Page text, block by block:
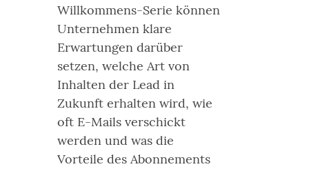
Willkommens-Serie können
Unternehmen klare
Erwartungen darüber
setzen, welche Art von
Inhalten der Lead in
Zukunft erhalten wird, wie
oft E-Mails verschickt
werden und was die
Vorteile des Abonnements